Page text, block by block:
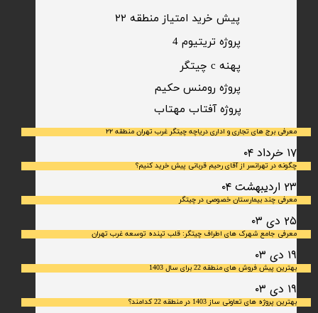
معرفی برج های تجاری و اداری دریاچه چیتگر غرب تهران منطقه ۲۲
۱۷ خرداد ۰۴
چگونه در تهرانسر از آقای رحیم قربانی پیش خرید کنیم؟
۲۳ اردیبهشت ۰۴
معرفی چند بیمارستان خصوصی در چیتگر
۲۵ دی ۰۳
معرفی جامع شهرک‌ های اطراف چیتگر: قلب تپنده توسعه غرب تهران
۱۹ دی ۰۳
بهترین پیش فروش های منطقه 22 برای سال 1403
۱۹ دی ۰۳
بهترین پروژه های تعاونی ساز 1403 در منطقه 22 کدامند؟
پیش خرید امتیاز منطقه ۲۲​​​​​​​
​پروژه آفتاب مهتاب
پروژه رومنس حکیم
پهنه c چیتگر
پروژه تریتیوم 4